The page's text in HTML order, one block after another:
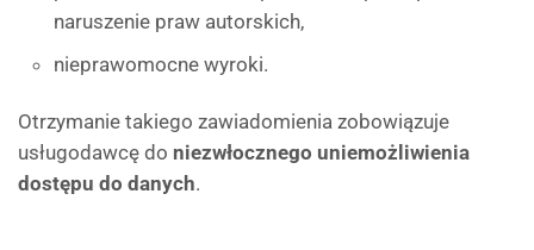
naruszenie praw autorskich,
nieprawomocne wyroki.
Otrzymanie takiego zawiadomienia zobowiązuje
usługodawcę do niezwłocznego uniemożliwienia
dostępu do danych.